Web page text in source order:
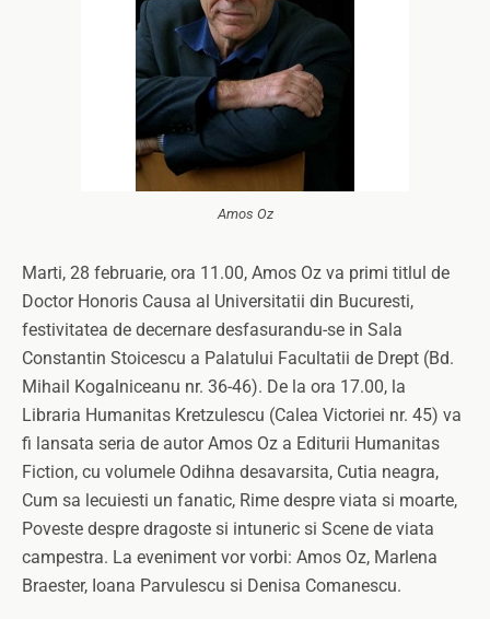
Amos Oz
Marti, 28 februarie, ora 11.00, Amos Oz va primi titlul de
Doctor Honoris Causa al Universitatii din Bucuresti,
festivitatea de decernare desfasurandu-se in Sala
Constantin Stoicescu a Palatului Facultatii de Drept (Bd.
Mihail Kogalniceanu nr. 36-46). De la ora 17.00, la
Libraria Humanitas Kretzulescu (Calea Victoriei nr. 45) va
fi lansata seria de autor Amos Oz a Editurii Humanitas
Fiction, cu volumele Odihna desavarsita, Cutia neagra,
Cum sa lecuiesti un fanatic, Rime despre viata si moarte,
Poveste despre dragoste si intuneric si Scene de viata
campestra. La eveniment vor vorbi: Amos Oz, Marlena
Braester, Ioana Parvulescu si Denisa Comanescu.